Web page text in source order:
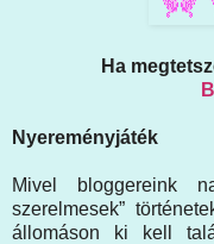
Ha
Nyereményjáték
Mivel bloggereink
szerelmesek”
állomáson ki kell